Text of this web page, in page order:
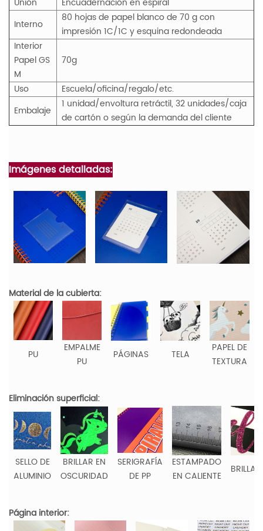
Interno
80 hojas de papel blanco de 70 g con
impresión 1C/1C y esquina redondeada
Interior
PapelGS
M
70g
Uso
Escuela/oficina/regalo/etc.
Embalaje
1 unidad/envoltura retráctil, 32 unidades/caja
de cartón o según la demanda del cliente
Imágenes detalladas:
Material de la cubierta:
PU
EMPALME
PU
PÁGINAS TELA
PAPEL DE
TEXTURA
Eliminación superficial:
SELLO DE
ALUMINIO
BRILLAR EN
OSCURIDAD
SERIGRAFÍA
DE PP
ESTAMPADO
EN CALIENTE
Página interior: